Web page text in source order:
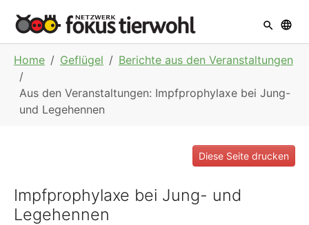
Home Geflügel Berichte aus den Veranstaltungen
Aus den Veranstaltungen: Impfprophylaxe bei Jung-
und Legehennen
Diese Seite drucken
Impfprophylaxe bei Jung- und
Legehennen